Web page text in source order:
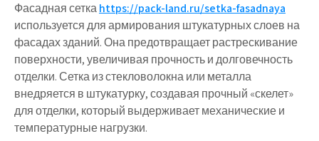
Фасадная сеткаhttps://pack-land.ru/setka-fasadnaya
используется для армирования штукатурных слоев на
фасадах зданий. Она предотвращает растрескивание
поверхности, увеличивая прочность и долговечность
отделки. Сетка из стекловолокна или металла
внедряется в штукатурку, создавая прочный «скелет»
для отделки, который выдерживает механические и
температурные нагрузки.